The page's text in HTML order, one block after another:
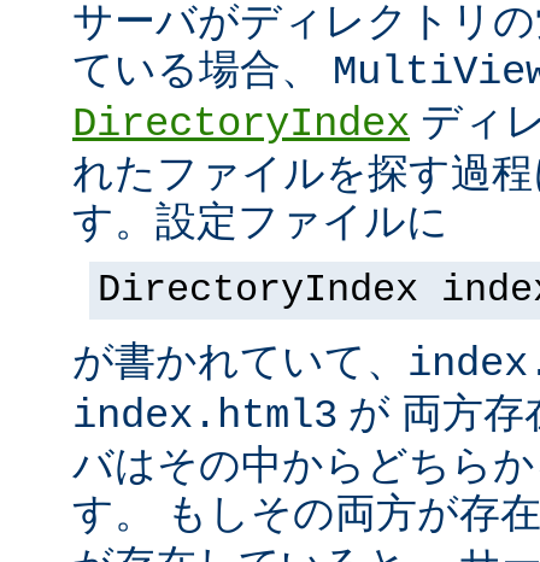
サーバがディレクトリ
ている場合、
DirectoryIndex ディ
れたファイルを探す過
す。設定ファイルに
DirectoryIndex
が書かれていて、
index.html3 が 両方存
バはその中からどちら
す。 もしその両方が存